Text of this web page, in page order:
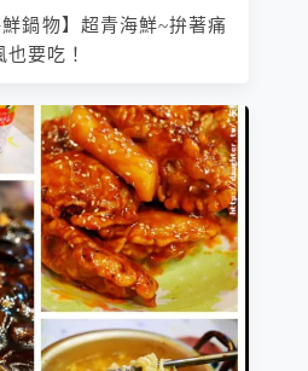
鍋物】超青海鮮~拚著痛
也要吃！